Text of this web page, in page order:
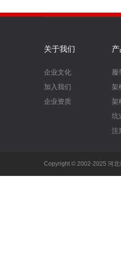
关于我们
企业文化
加入我们
企业资质
架
架
坑
注
Copyright © 2002-2025 河北